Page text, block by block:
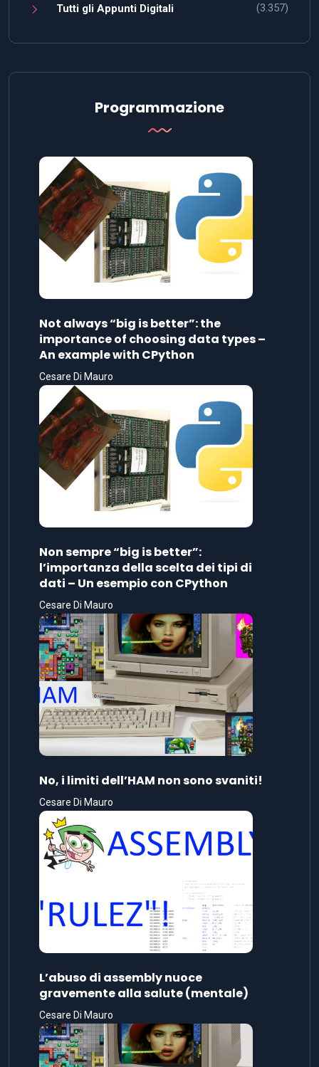
Tutti gli Appunti Digitali (3.357)
Programmazione
Not always “big is better”: the
importance of choosing data types –
An example with CPython
Cesare Di Mauro
Non sempre “big is better”:
l’importanza della scelta dei tipi di
dati – Un esempio con CPython
Cesare Di Mauro
No, i limiti dell’HAM non sono svaniti!
Cesare Di Mauro
L’abuso di assembly nuoce
gravemente alla salute (mentale)
Cesare Di Mauro